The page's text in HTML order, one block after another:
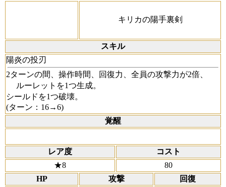
キリカの陽手裏剣
スキル
陽炎の投刃
2ターンの間、操作時間、回復力、全員の攻撃力が2倍、
ルーレットを1つ生成。
シールドを1つ破壊。
(ターン：16→6)
覚醒
レア度
コスト
★8
80
HP
攻撃
回復